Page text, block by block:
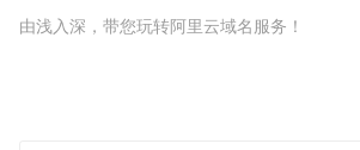
由浅入深，带您玩转阿里云域名服务！